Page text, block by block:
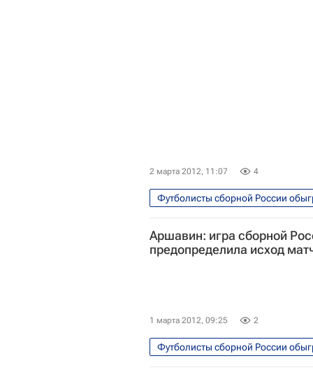
2 марта 2012, 11:07 4
Футболисты сборной России
Спорт
Спартак Москва
Аршавин: игра сборной
предопределила исход
1 марта 2012, 09:25 2
Футболисты сборной России
Спорт
Товарищеские матчи